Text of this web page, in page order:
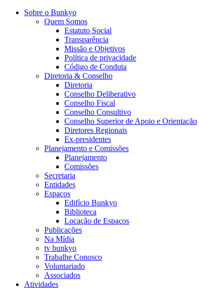
Sobre o Bunkyo
Quem Somos
Estatuto Social
Transparência
Missão e Objetivos
Política de privacidade
Código de Conduta
Diretoria & Conselho
Diretoria
Conselho Deliberativo
Conselho Fiscal
Conselho Consultivo
Conselho Superior de Apoio e Orientação
Diretores Regionais
Ex-presidentes
Planejamento e Comissões
Planejamento
Comissões
Secretaria
Entidades
Espaços
Edifício Bunkyo
Biblioteca
Locação de Espaços
Publicações
Na Mídia
tv bunkyo
Trabalhe Conosco
Voluntariado
Associados
Atividades